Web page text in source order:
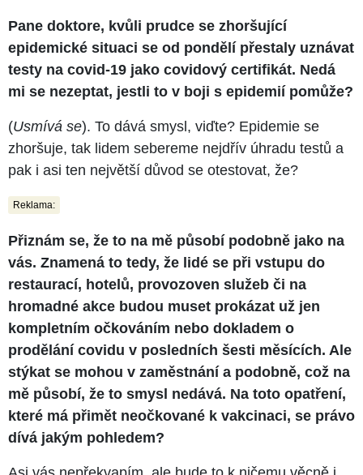
Pane doktore, kvůli prudce se zhoršující
epidemické situaci se od pondělí přestaly uznávat
testy na covid-19 jako covidový certifikát. Nedá
mi se nezeptat, jestli to v boji s epidemií pomůže?
(Usmívá se). To dává smysl, viďte? Epidemie se
zhoršuje, tak lidem sebereme nejdřív úhradu testů a
pak i asi ten největší důvod se otestovat, že?
Reklama:
Přiznám se, že to na mě působí podobně jako na
vás. Znamená to tedy, že lidé se při vstupu do
restaurací, hotelů, provozoven služeb či na
hromadné akce budou muset prokázat už jen
kompletním očkováním nebo dokladem o
prodělání covidu v posledních šesti měsících. Ale
stýkat se mohou v zaměstnání a podobně, což na
mě působí, že to smysl nedává. Na toto opatření,
které má přimět neočkované k vakcinaci, se právo
dívá jakým pohledem?